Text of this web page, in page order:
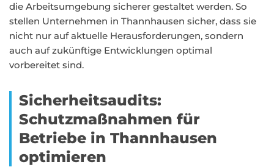
die Arbeitsumgebung sicherer gestaltet werden. So
stellen Unternehmen in Thannhausen sicher, dass sie
nicht nur auf aktuelle Herausforderungen, sondern
auch auf zukünftige Entwicklungen optimal
vorbereitet sind.
Sicherheitsaudits:
Schutzmaßnahmen für
Betriebe in Thannhausen
optimieren